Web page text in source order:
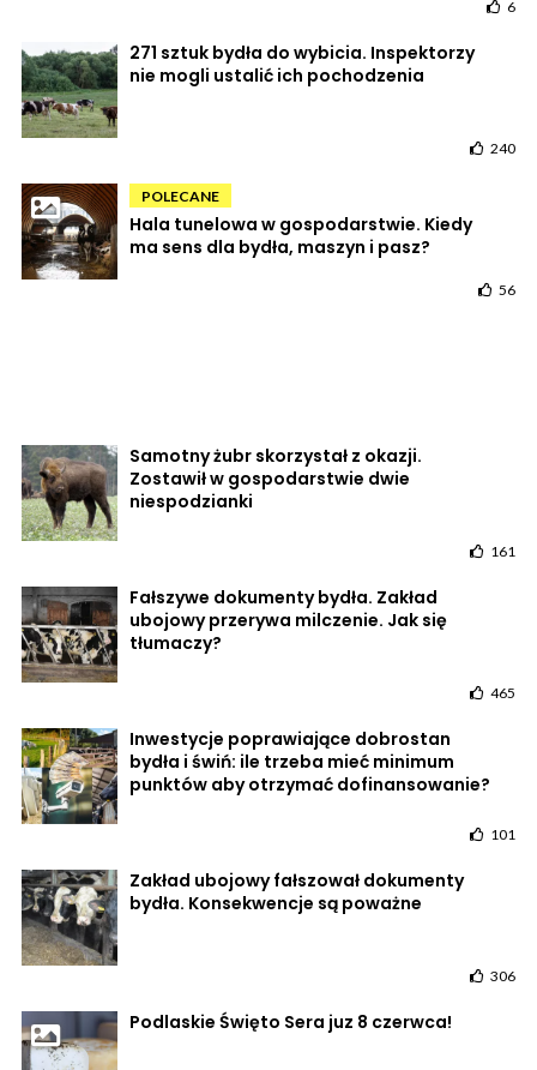
6
271 sztuk bydła do wybicia. Inspektorzy
nie mogli ustalić ich pochodzenia
240
POLECANE
Hala tunelowa w gospodarstwie. Kiedy
ma sens dla bydła, maszyn i pasz?
56
Samotny żubr skorzystał z okazji.
Zostawił w gospodarstwie dwie
niespodzianki
161
Fałszywe dokumenty bydła. Zakład
ubojowy przerywa milczenie. Jak się
tłumaczy?
465
Inwestycje poprawiające dobrostan
bydła i świń: ile trzeba mieć minimum
punktów aby otrzymać dofinansowanie?
101
Zakład ubojowy fałszował dokumenty
bydła. Konsekwencje są poważne
306
Podlaskie Święto Sera juz 8 czerwca!